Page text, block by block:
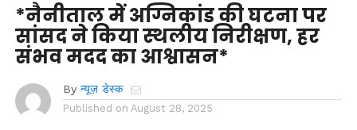
*नैनीताल में अग्निकांड की घटना पर
सांसद ने किया स्थलीय निरीक्षण, हर
संभव मदद का आश्वासन*
By न्यूज़ डेस्क
Published on August 28, 2025